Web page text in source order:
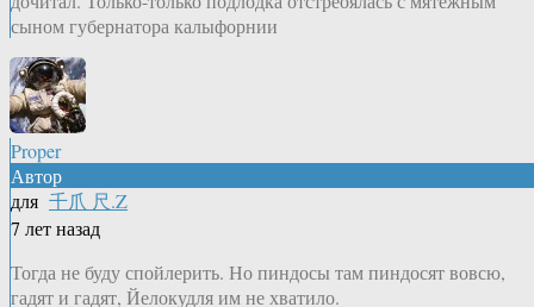
сыном губернатора калыфорнии
Proper
Автор
для 千爪 尺.Z
7 лет назад
Тогда не буду спойлерить. Но пиндосы там пиндосят вовсю,
гадят и гадят, Йелокудля им не хватило.